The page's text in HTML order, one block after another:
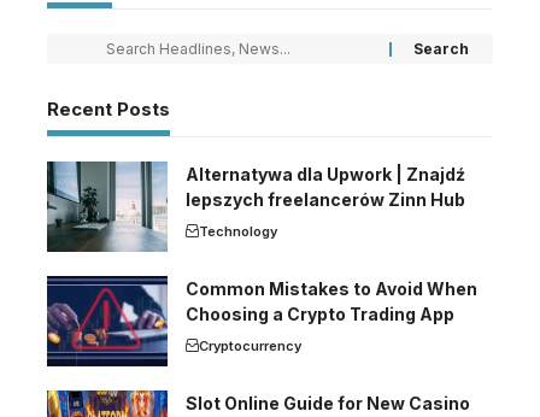
Recent Posts
Alternatywa dla Upwork | Znajdź
lepszych freelancerów Zinn Hub
Technology
Common Mistakes to Avoid When
Choosing a Crypto Trading App
Cryptocurrency
Slot Online Guide for New Casino